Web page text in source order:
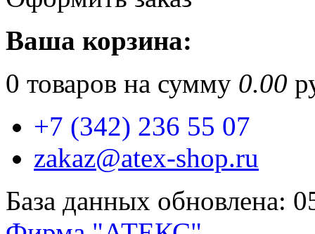
Ваша корзина:
0 товаров на сумму 0.00
+7 (342) 236 55 07
zakaz@atex-shop.ru
База данных обновлена: